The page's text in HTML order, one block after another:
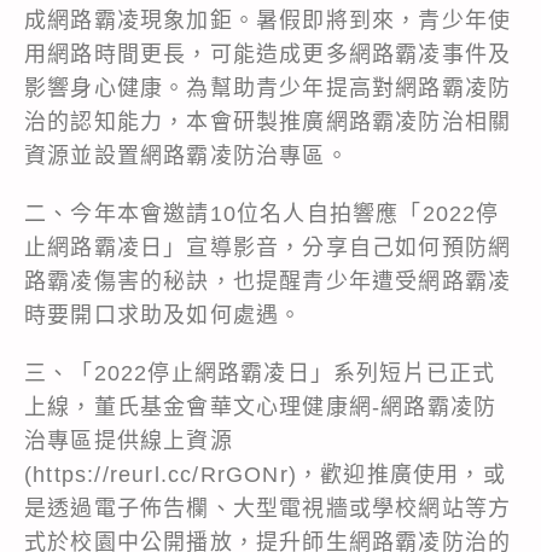
成網路霸凌現象加鉅。暑假即將到來，青少年使
用網路時間更長，可能造成更多網路霸凌事件及
影響身心健康。為幫助青少年提高對網路霸凌防
治的認知能力，本會研製推廣網路霸凌防治相關
資源並設置網路霸凌防治專區。
二、今年本會邀請10位名人自拍響應「2022停
止網路霸凌日」宣導影音，分享自己如何預防網
路霸凌傷害的秘訣，也提醒青少年遭受網路霸凌
時要開口求助及如何處遇。
三、「2022停止網路霸凌日」系列短片已正式
上線，董氏基金會華文心理健康網-網路霸凌防
治專區提供線上資源
(https://reurl.cc/RrGONr)，歡迎推廣使用，或
是透過電子佈告欄、大型電視牆或學校網站等方
式於校園中公開播放，提升師生網路霸凌防治的